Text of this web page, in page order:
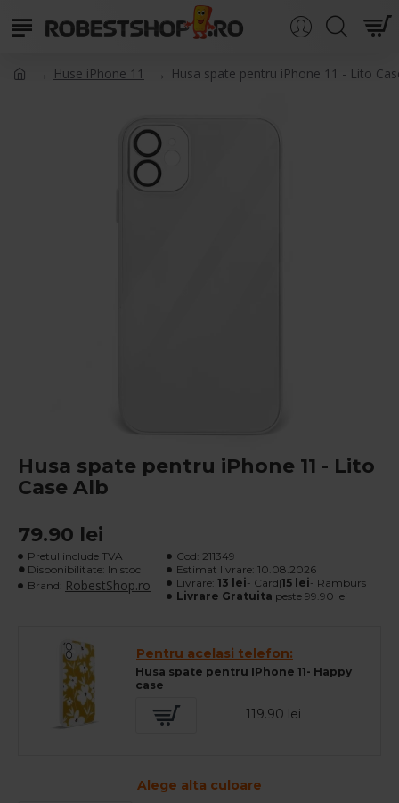
Huse iPhone 11 Husa spate pentru iPhone 11 - Lito
Husa spate pentru iPhone 11 - Lito
Case Alb
79.90 lei
Pretul include TVA
Disponibilitate: In stoc
Brand: RobestShop.ro
Cod: 211349
Estimat livrare: 10.08.2026
Livrare: 13 lei- Card|15 lei- Ramburs
Livrare Gratuita peste 99.90 lei
Pentru acelasi telefon:
Husa spate pentru IPhone 11- Happy
case
119.90 lei
Alege alta culoare